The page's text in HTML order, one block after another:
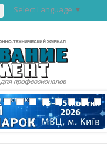
Select Language ▼